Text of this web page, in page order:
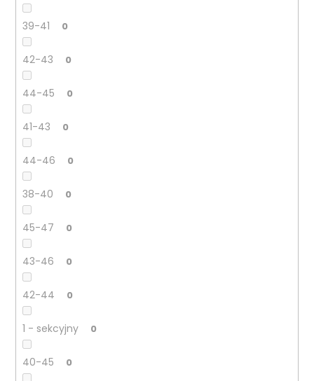
39-41 0
42-43 0
44-45 0
41-43 0
44-46 0
38-40 0
45-47 0
43-46 0
42-44 0
1 - sekcyjny 0
40-45 0